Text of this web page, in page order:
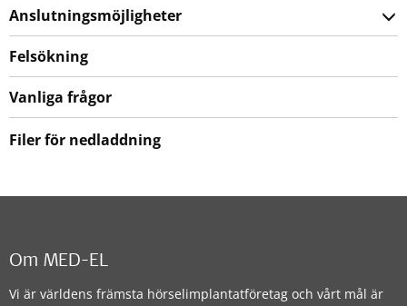
Anslutningsmöjligheter
Felsökning
Vanliga frågor
Filer för nedladdning
Om MED-EL
Vi är världens främsta hörselimplantatföretag och vårt mål är